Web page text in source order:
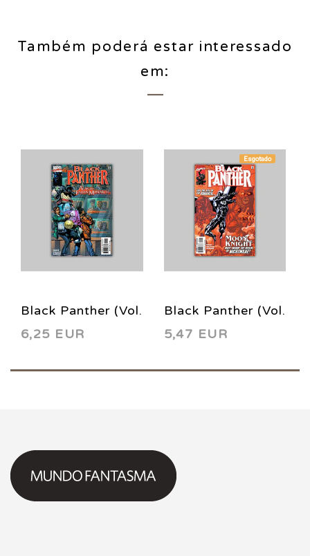
Também poderá estar interessado
em:
Black Panther (Vol.
2) 19 2000
6,25 EUR
Esgotado
Black Panther (Vol.
2) 22 2000
5,47 EUR